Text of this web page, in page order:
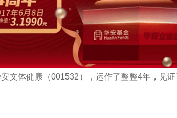
文体健康（001532），运作了整整4年，见